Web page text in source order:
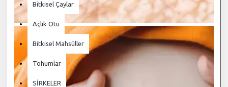
Bitkisel Çaylar
Açlık Otu
Bitkisel Mahsüller
Tohumlar
SİRKELER